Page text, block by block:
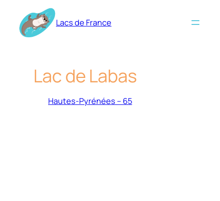
contenu
Lacs de France
Lac de Labas
Hautes-Pyrénées – 65